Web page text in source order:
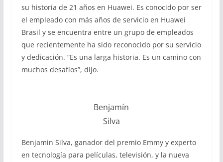
su historia de 21 años en Huawei. Es conocido por ser
el empleado con más años de servicio en Huawei
Brasil y se encuentra entre un grupo de empleados
que recientemente ha sido reconocido por su servicio
y dedicación. “Es una larga historia. Es un camino con
muchos desafíos”, dijo.
Benjamín
Silva
Benjamin Silva, ganador del premio Emmy y experto
en tecnología para películas, televisión, y la nueva